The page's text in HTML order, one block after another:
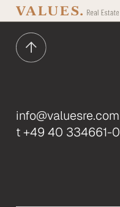
Zum Hauptinhalt springen
info@valuesre.com
t +49 40 334661-0